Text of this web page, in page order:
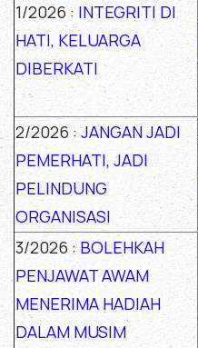
1/2026 : INTEGRITI DI
HATI, KELUARGA
DIBERKATI
2/2026 :JANGAN JADI
PEMERHATI, JADI
PELINDUNG
ORGANISASI
3/2026 : BOLEHKAH
PENJAWAT AWAM
MENERIMA HADIAH
DALAM MUSIM